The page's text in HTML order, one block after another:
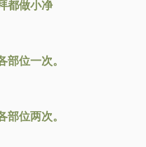
都做小净
位一次。
位两次。